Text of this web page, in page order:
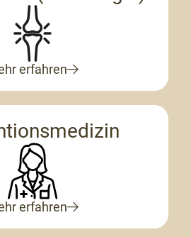
erfahren
erfahren